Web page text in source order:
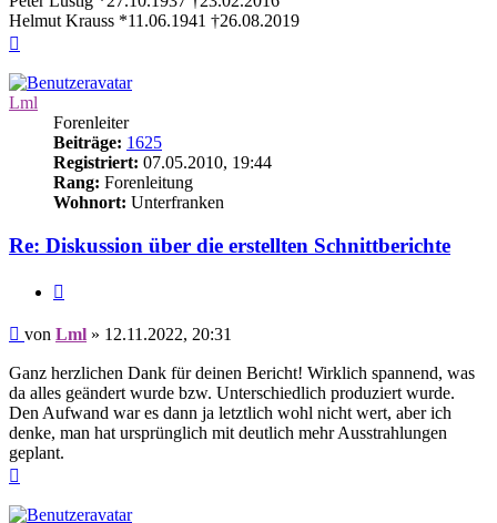
Helmut Krauss *11.06.1941 †26.08.2019
Lml
Forenleiter
Beiträge: 1625
Registriert: 07.05.2010, 19:44
Rang: Forenleitung
Wohnort: Unterfranken
Re: Diskussion über die erstellten Schnittberichte
Beitrag
von Lml » 12.11.2022, 20:31
Ganz herzlichen Dank für deinen Bericht! Wirklich spannend, was
da alles geändert wurde bzw. Unterschiedlich produziert wurde.
Den Aufwand war es dann ja letztlich wohl nicht wert, aber ich
denke, man hat ursprünglich mit deutlich mehr Ausstrahlungen
geplant.